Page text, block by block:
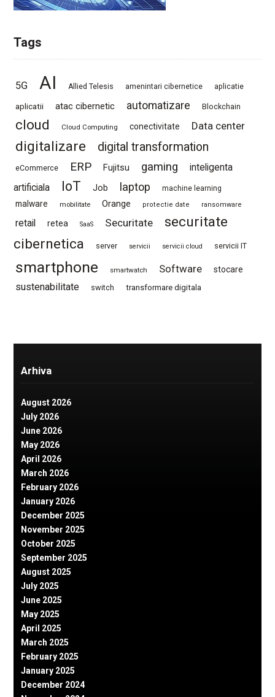
Tags
5G AI Allied Telesis amenintari cibernetice aplicatie
aplicatii atac cibernetic automatizare Blockchain
cloud Cloud Computing conectivitate Data center
digitalizare digital transformation
eCommerce ERP Fujitsu gaming
inteligenta
artificiala
IoT Job laptop machine learning
malware mobilitate Orange protectie date ransomware
retail retea SaaS Securitate
securitate
cibernetica
server servicii servicii cloud servicii IT
smartphone smartwatch Software stocare
sustenabilitate switch transformare digitala
Arhiva
August 2026
July 2026
June 2026
May 2026
April 2026
March 2026
February 2026
January 2026
December 2025
November 2025
October 2025
September 2025
August 2025
July 2025
June 2025
May 2025
April 2025
March 2025
February 2025
January 2025
December 2024